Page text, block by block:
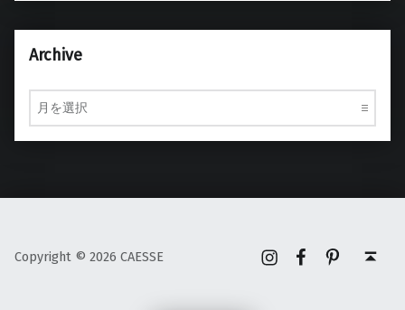
Archive
Archive
Copyright © 2026 CAESSE